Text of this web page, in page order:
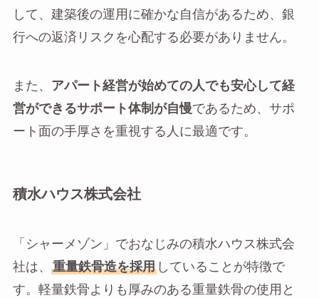
して、建築後の運用に確かな自信があるため、銀
行への返済リスクを心配する必要がありません。
また、 アパート経営が始めての人でも安心して経
営ができるサポート体制が自慢であるため、サポ
ート面の手厚さを重視する人に最適です。
積水ハウス株式会社
「シャーメゾン」でおなじみの積水ハウス株式会
社は、
重量鉄骨造を採用していることが特徴で
す。軽量鉄骨よりも厚みのある重量鉄骨の使用と